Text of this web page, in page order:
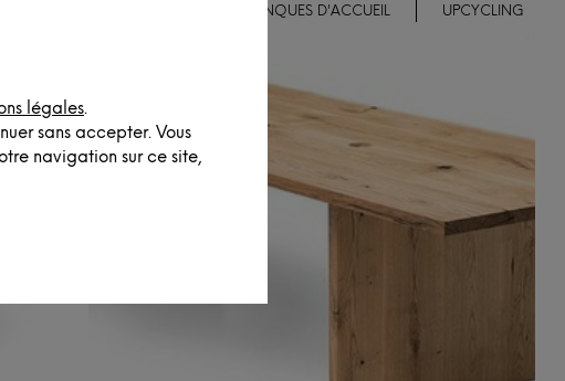
légales.
sans accepter. Vous
navigation sur ce site,
BANQUES D'ACCUEIL UPCYCLING